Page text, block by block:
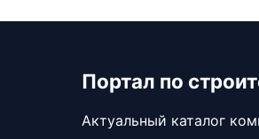
Портал по
Актуальный каталог